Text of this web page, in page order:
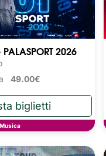
2026
49.00€
Musica